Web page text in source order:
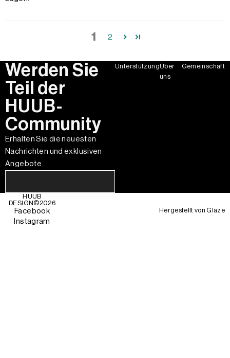
1 2
Werden Sie
Teil der
HUUB-
Community
Erhalten Sie die neuesten
Nachrichten und exklusiven
Angebote
UnterstützungÜber
uns
Gemeinschaft
HUUB
DESIGN©2026
Facebook
Instagram
Hergestellt vonGlaze